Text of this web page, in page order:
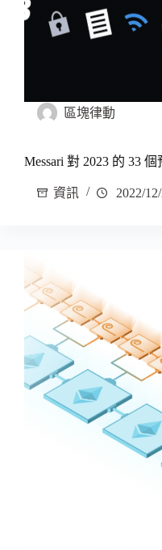
區塊律動
Messari 對 2023 的 33
資訊 2022/